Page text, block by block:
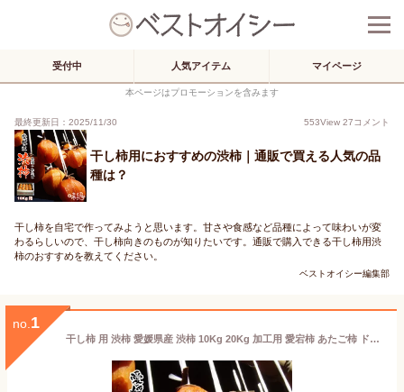
受付中 人気アイテム マイページ
本ページはプロモーションを含みます
最終更新日：2025/11/30 553View 27コメント
干し柿用におすすめの渋柿｜通販で買える人気の品
種は？
干し柿を自宅で作ってみようと思います。甘さや食感など品種によって味わいが変
わるらしいので、干し柿向きのものが知りたいです。通販で購入できる干し柿用渋
柿のおすすめを教えてください。
ベストオイシー編集部
no. 1
干し柿 用 渋柿 愛媛県産 渋柿 10Kg 20Kg 加工用 愛宕柿 あたご柿 ドライフルーツ ドライ柿 自家製 手作り ハンドメイド 干柿 ほしがき 吊るし柿 つるし柿 しぶがき シブガキ 送料無料 早割 価格 早期ご予約受付 数量限定 につきお早めのご予約を